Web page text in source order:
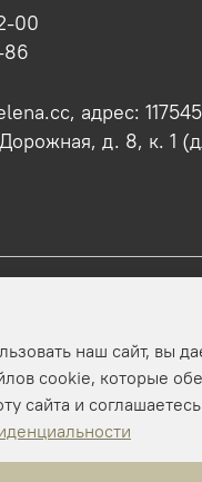
00
86
адрес:
д. 8, к. 1
наш сайт, вы
cookie, которые
сайта и